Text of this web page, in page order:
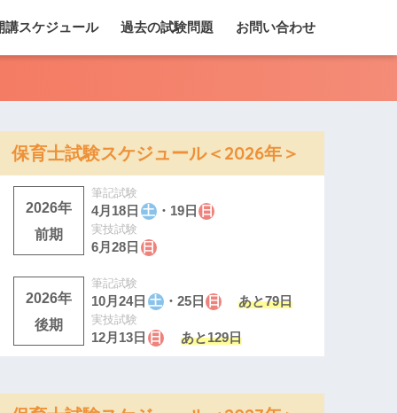
講スケジュール 過去の試験問題 お問い合わせ
保育士試験スケジュール＜2026年＞
2026年
前期
筆記試験
4月18日 土・19日 日
実技試験
6月28日 日
2026年
後期
筆記試験
10月24日 土・25日 日
あと79日
実技試験
12月13日 日 あと129日